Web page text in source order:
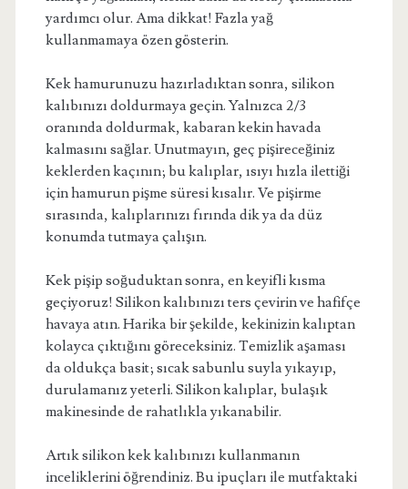
yardımcı olur. Ama dikkat! Fazla yağ
kullanmamaya özen gösterin.
Kek hamurunuzu hazırladıktan sonra, silikon
kalıbınızı doldurmaya geçin. Yalnızca 2/3
oranında doldurmak, kabaran kekin havada
kalmasını sağlar. Unutmayın, geç pişireceğiniz
keklerden kaçının; bu kalıplar, ısıyı hızla ilettiği
için hamurun pişme süresi kısalır. Ve pişirme
sırasında, kalıplarınızı fırında dik ya da düz
konumda tutmaya çalışın.
Kek pişip soğuduktan sonra, en keyifli kısma
geçiyoruz! Silikon kalıbınızı ters çevirin ve hafifçe
havaya atın. Harika bir şekilde, kekinizin kalıptan
kolayca çıktığını göreceksiniz. Temizlik aşaması
da oldukça basit; sıcak sabunlu suyla yıkayıp,
durulamanız yeterli. Silikon kalıplar, bulaşık
makinesinde de rahatlıkla yıkanabilir.
Artık silikon kek kalıbınızı kullanmanın
inceliklerini öğrendiniz. Bu ipuçları ile mutfaktaki